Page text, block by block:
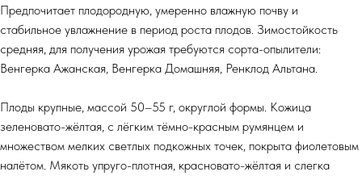
Предпочитает плодородную, умеренно влажную почву и
стабильное увлажнение в период роста плодов. Зимостойкость
средняя, для получения урожая требуются сорта-опылители:
Венгерка Ажанская, Венгерка Домашняя, Ренклод Альтана.
Плоды крупные, массой 50–55 г, округлой формы. Кожица
зеленовато-жёлтая, с лёгким тёмно-красным румянцем и
множеством мелких светлых подкожных точек, покрыта фиолетовым
налётом. Мякоть упруго-плотная, красновато-жёлтая и слегка